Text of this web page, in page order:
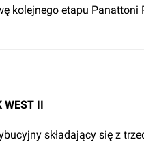
kolejnego etapu Panattoni
WEST II
składający się z